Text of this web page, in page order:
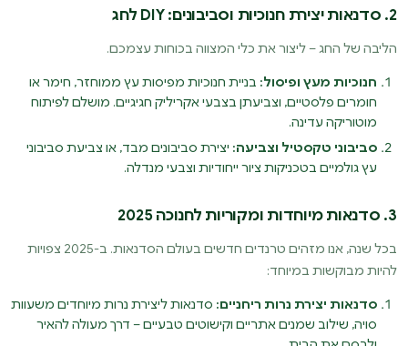
2. סדנאות יצירת חנוכיות וסביבונים: DIY לחג
הליבה של החג – ליצור את כלי המצווה בכוחות עצמכם.
חנוכיות מעץ ופיסול: בניית חנוכיות מפיסות עץ ממוחזר, חימר או
חומרים פלסטיים, וצביעתן בצבעי אקריליק חגיגיים. מושלם לפיתוח
מוטוריקה עדינה.
סביבוני טקסטיל וצביעה: יצירת סביבונים מבד, או צביעת סביבוני
עץ גולמיים בטכניקות ציור ייחודיות וצבעי מנדלה.
3. סדנאות מיוחדות ומקוריות לחנוכה 2025
בכל שנה, אנו מזהים טרנדים חדשים בעולם הסדנאות. ב-2025 צפויות
להיות מבוקשות במיוחד:
סדנאות יצירת נרות ריחניים: סדנאות ליצירת נרות מיוחדים משעוות
סויה, שילוב שמנים אתריים וקישוטים טבעיים – דרך מעולה להאיר